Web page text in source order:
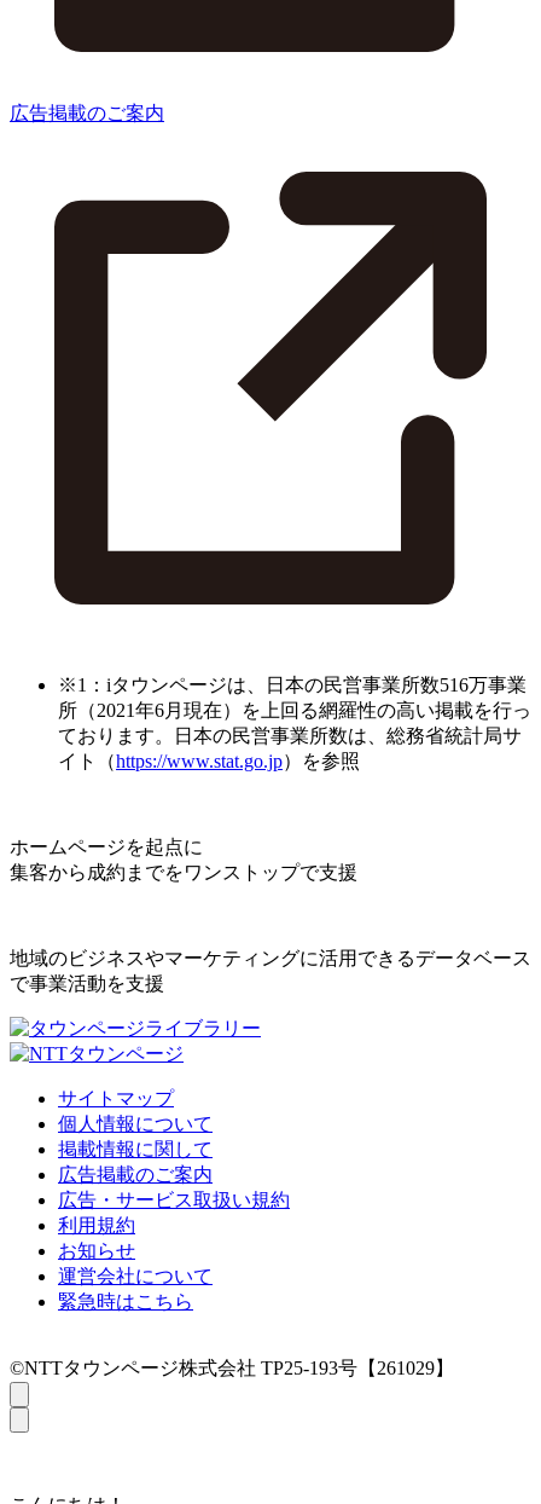
広告掲載のご案内
※1：iタウンページは、日本の民営事業所数516万事業
所（2021年6月現在）を上回る網羅性の高い掲載を行っ
ております。日本の民営事業所数は、総務省統計局サ
イト（https://www.stat.go.jp）を参照
ホームページを起点に
集客から成約までをワンストップで支援
地域のビジネスやマーケティングに活用できるデータベース
で事業活動を支援
サイトマップ
個人情報について
掲載情報に関して
広告掲載のご案内
広告・サービス取扱い規約
利用規約
お知らせ
運営会社について
緊急時はこちら
©NTTタウンページ株式会社 TP25-193号【261029】